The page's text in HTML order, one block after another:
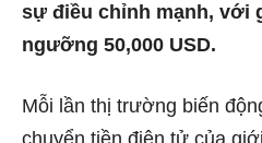
sự điều chỉnh mạnh, với
ngưỡng 50,000 USD.
Mỗi lần thị trường biến